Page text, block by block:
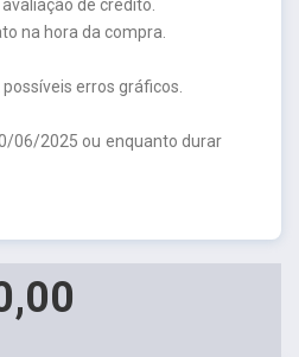
de crédito.
na hora da compra.
erros gráficos.
06/2025 ou enquanto durar